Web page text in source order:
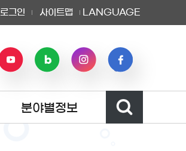
로그인 사이트맵 LANGUAGE
분야별정보